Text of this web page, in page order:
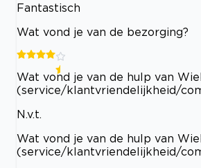
Fantastisch
Wat vond je van de bezorging?
Wat vond je van de hulp van
(service/klantvriendelijkheid/
N.v.t.
Wat vond je van de hulp van
(service/klantvriendelijkheid/